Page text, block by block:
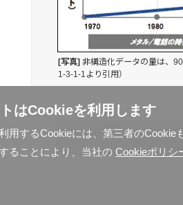
はCookieを利用します
用するCookieには、第三者のCookie
ることにより、当社の Cookieポリシ
[写真] 非構造化データの量は、
1-3-1-1より引用）